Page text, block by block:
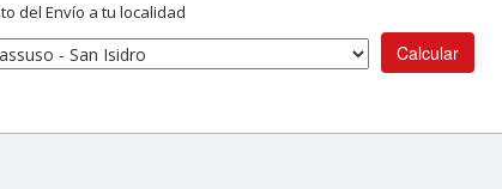
del Envío a tu localidad
Calcular